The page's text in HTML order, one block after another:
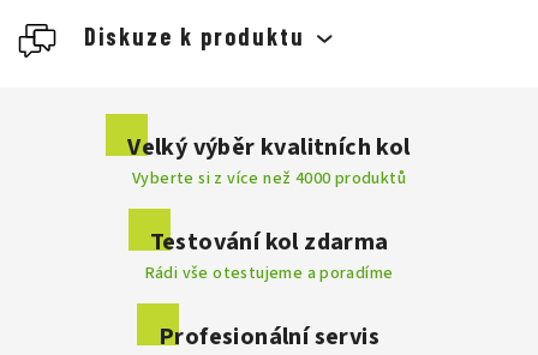
Diskuze k produktu
Přidat komentář
Velký výběr kvalitních kol
Vyberte si z více než 4000 produktů
Testování kol zdarma
Rádi vše otestujeme a poradíme
Profesionální servis